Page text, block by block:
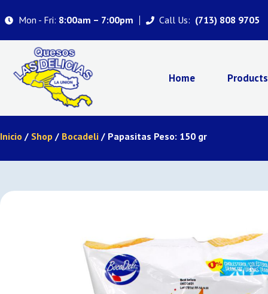
Mon - Fri: 8:00am – 7:00pm Call Us: (713) 808 9705
Home Products
Inicio / Shop / Bocadeli / Papasitas Peso: 150 gr